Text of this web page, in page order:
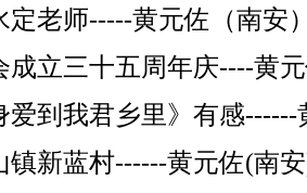
定老师-----黄元佐（南安
成立三十五周年庆----黄
爱到我君乡里》有感
镇新蓝村------黄元佐(南